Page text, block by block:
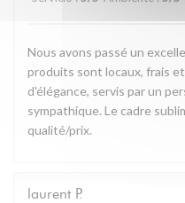
Nous avons passé un
produits sont locaux, frais
d'élégance, servis par un
sympathique. Le cadre
qualité/prix.
laurent P